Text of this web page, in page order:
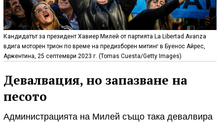
Кандидатът за президент Хавиер Милей от партията La Libertad Avanza
вдига моторен трион по време на предизборен митинг в Буенос Айрес,
Аржентина, 25 септември 2023 г. (Tomas Cuesta/Getty Images)
Девалвация, но запазване на
песото
Администрацията на Милей също така девалвира